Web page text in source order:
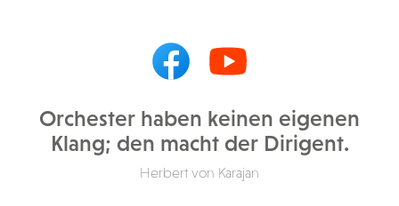
Orchester haben keinen eigenen
Klang; den macht der Dirigent.
Herbert von Karajan